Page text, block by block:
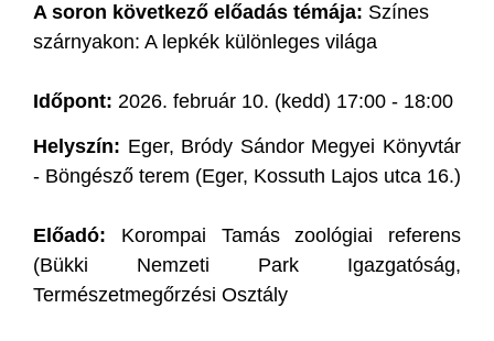
A soron következő előadás témája: Színes
szárnyakon: A lepkék különleges világa
Időpont: 2026. február 10. (kedd) 17:00 - 18:00
Helyszín: Eger, Bródy Sándor Megyei Könyvtár
- Böngésző terem (Eger, Kossuth Lajos utca 16.)
Előadó: Korompai Tamás zoológiai referens
(Bükki Nemzeti Park Igazgatóság,
Természetmegőrzési Osztály